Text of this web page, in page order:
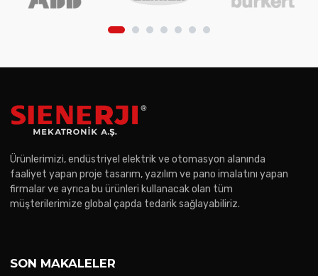
Ürünlerimizi, endüstriyel elektrik ve otomasyon alanında
faaliyet yapan proje tasarım, yazılım ve pano imalatını yapan
firmalar ve ayrıca bu ürünleri kullanacak olan tüm
müşterilerimize global çapda tedarik sağlayabiliriz.
SON MAKALELER